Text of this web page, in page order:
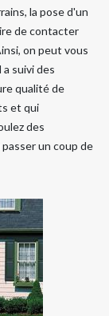
la pose d'un
de contacter
on peut vous
suivi des
qualité de
et qui
des
un coup de